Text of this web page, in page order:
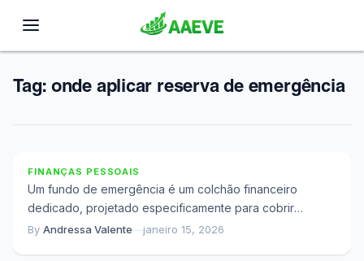
Tag: onde aplicar reserva de emergência
FINANÇAS PESSOAIS
Um fundo de emergência é um colchão financeiro
dedicado, projetado especificamente para cobrir
despesas inesperadas ou interrupções de renda.
By Andressa Valente—janeiro 15, 2026